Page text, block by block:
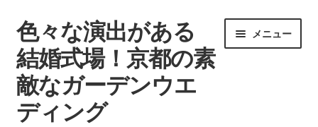
ナ
ビ
ゲ
ー
シ
ョ
コ
ン
テ
ン
ツ
へ
色々な演出がある
結婚式場！京都の素
敵なガーデンウエ
ディング
メニュー